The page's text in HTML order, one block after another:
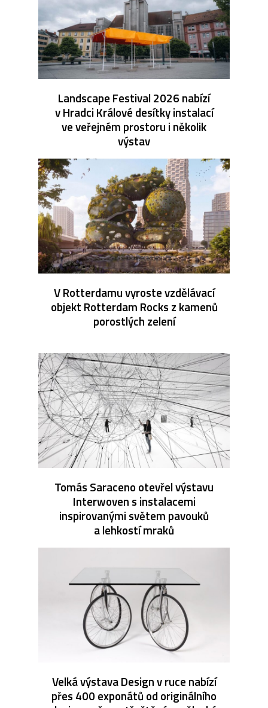
Landscape Festival 2026 nabízí
v Hradci Králové desítky instalací
ve veřejném prostoru i několik
výstav
V Rotterdamu vyroste vzdělávací
objekt Rotterdam Rocks z kamenů
porostlých zelení
Tomás Saraceno otevřel výstavu
Interwoven s instalacemi
inspirovanými světem pavouků
a lehkostí mraků
Velká výstava Design v ruce nabízí
přes 400 exponátů od originálního